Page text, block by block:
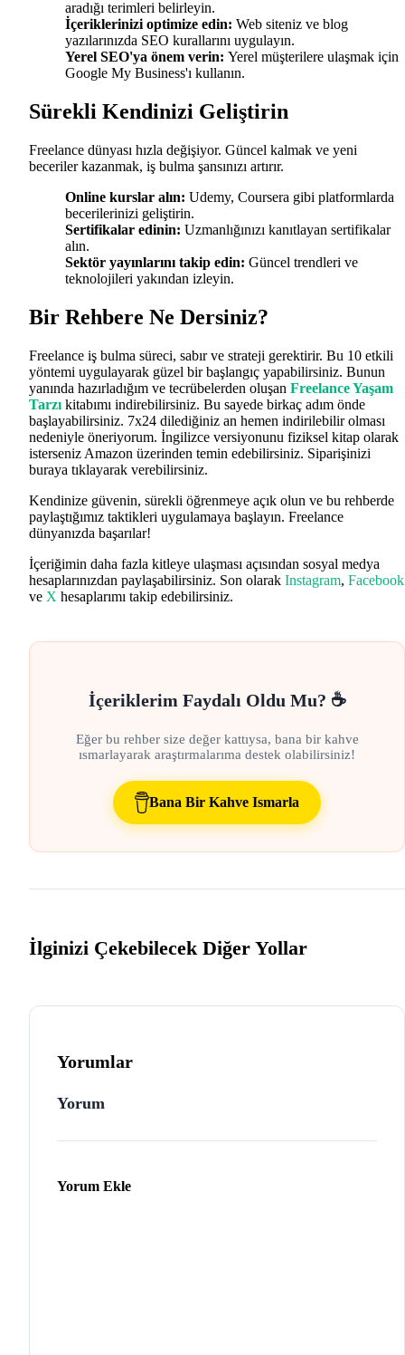
aradığı terimleri belirleyin.
İçeriklerinizi optimize edin: Web siteniz ve blog
yazılarınızda SEO kurallarını uygulayın.
Yerel SEO'ya önem verin: Yerel müşterilere ulaşmak için
Google My Business'ı kullanın.
Sürekli Kendinizi Geliştirin
Freelance dünyası hızla değişiyor. Güncel kalmak ve yeni
beceriler kazanmak, iş bulma şansınızı artırır.
Online kurslar alın: Udemy, Coursera gibi platformlarda
becerilerinizi geliştirin.
Sertifikalar edinin: Uzmanlığınızı kanıtlayan sertifikalar
alın.
Sektör yayınlarını takip edin: Güncel trendleri ve
teknolojileri yakından izleyin.
Bir Rehbere Ne Dersiniz?
Freelance iş bulma süreci, sabır ve strateji gerektirir. Bu 10 etkili
yöntemi uygulayarak güzel bir başlangıç yapabilirsiniz. Bunun
yanında hazırladığım ve tecrübelerden oluşan Freelance Yaşam
Tarzı kitabımı indirebilirsiniz. Bu sayede birkaç adım önde
başlayabilirsiniz. 7x24 dilediğiniz an hemen indirilebilir olması
nedeniyle öneriyorum. İngilizce versiyonunu fiziksel kitap olarak
isterseniz Amazon üzerinden temin edebilirsiniz. Siparişinizi
buraya tıklayarak verebilirsiniz.
Kendinize güvenin, sürekli öğrenmeye açık olun ve bu rehberde
paylaştığımız taktikleri uygulamaya başlayın. Freelance
dünyanızda başarılar!
İçeriğimin daha fazla kitleye ulaşması açısından sosyal medya
hesaplarınızdan paylaşabilirsiniz. Son olarak Instagram, Facebook
ve X hesaplarımı takip edebilirsiniz.
İçeriklerim Faydalı Oldu Mu? ☕
Eğer bu rehber size değer kattıysa, bana bir kahve
ısmarlayarak araştırmalarıma destek olabilirsiniz!
Bana Bir Kahve Ismarla
İlginizi Çekebilecek Diğer Yollar
Yorumlar
Yorum
Yorum Ekle